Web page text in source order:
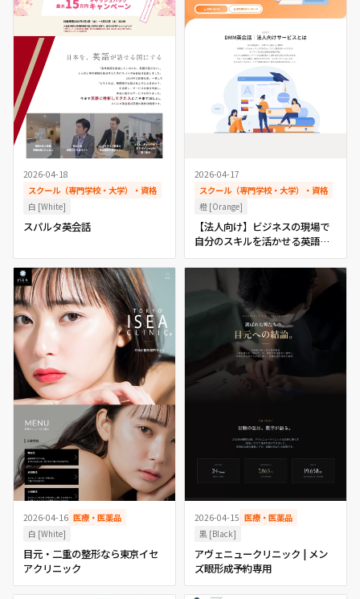
2026-04-18
スクール（専門学校・大学）・資格
白 [White]
スパルタ英会話
2026-04-17
スクール（専門学校・大学）・資格
橙 [Orange]
【法人向け】ビジネスの現場で
自分のスキルを活かせる英語力
を| DMM英会話
2026-04-16 医療・医薬品
白 [White]
目元・二重の整形なら東京イセ
アクリニック
2026-04-15 医療・医薬品
黒 [Black]
アヴェニュークリニック | メン
ズ眼形成予約専用